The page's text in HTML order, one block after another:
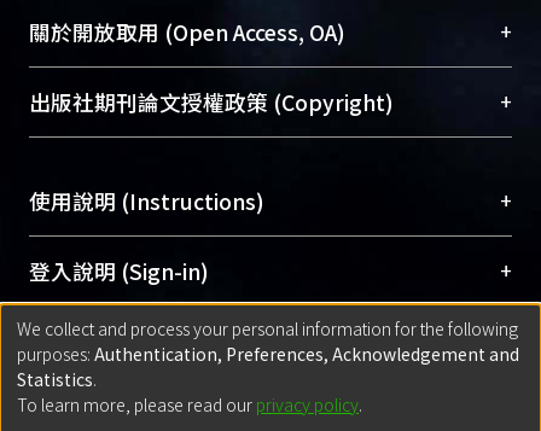
成果。
To permanently archive and promote researcher
profiles and scholarly works, Library integrates the
services of “NTU Repository” with “Academic
Sciences Library)
關於開放取用 (Open Access, OA) +
開放取用是從使用者角度提升資訊取用性的社會運
動，應用在學術研究上是透過將研究著作公開供使
用逐年攀升。同時可加速研究發展、提升研究影響
Archive）平台。 （點選深入了解OA）
出版社期刊論文授權政策 (Copyright) +
含部分內容的版權非匯入者所有，或由第三方贊
助與合作完成，請確認該版權所有者及第三方同
意提供此授權。
Please represent that the submission is your
original work, and that you have the right to
grant the rights to upload.
若欲上傳已出版的全文電子檔，可使用
使用說明 (Instructions) +
網站簡介(Quickstart Guide)
使用手冊(Instruction Manual)
線上預約服務(Booking Service)
登入說明 (Sign-in) +
方案一：臺灣大學計算機中心帳號登入
(With C&INC Email Account)
方案二：ORCID帳號登入(With ORCID)
匯入著作 (Submission) +
方案一：定期更新ORCID者，以ID匯入
We collect and process your personal information for the following
purposes: Authentication, Preferences, Acknowledgement and
Statistics.
To learn more, please read our privacy policy.